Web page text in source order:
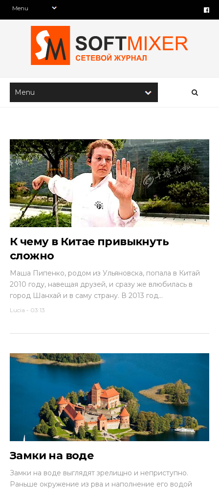
К чему в Китае привыкнуть
сложно
Маша Пипенко, родом из Ульяновска, попала в Китай
2010 году, навещая друзей, и сразу же влюбилась в
город Шанхай и в саму страну. В 2013 год...
Lucia - 03:13
Замки на воде
Замки на воде выглядят зрелищно и неприступно.
Раньше окружение из рва и наполнение его водой